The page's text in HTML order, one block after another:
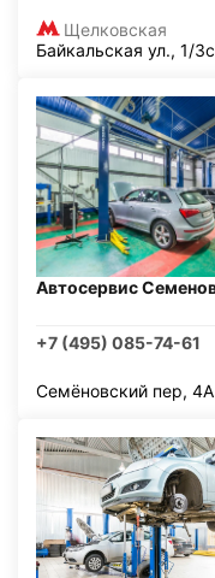
Щелковская
Байкальская ул., 1/
Автосервис
+7 (495) 085-74-61
Семёновский пер, 4А